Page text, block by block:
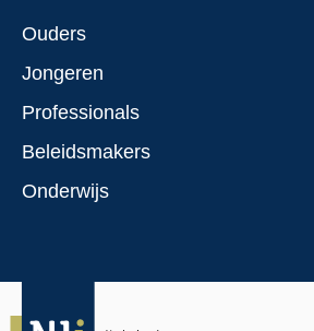
menu
Ouders
Jongeren
Professionals
Beleidsmakers
Onderwijs